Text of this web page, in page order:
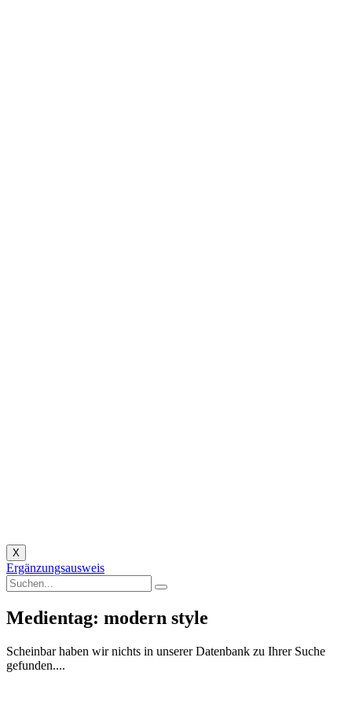
X
Ergänzungsausweis
Medientag: modern style
Scheinbar haben wir nichts in unserer Datenbank zu Ihrer Suche
gefunden....